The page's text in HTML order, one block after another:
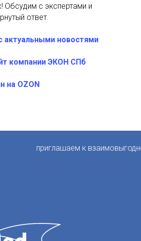
Обсудим с экспертами и
ответ.
актуальными новостями
компании ЭКОН СПб
на OZON
приглашаем к взаимовыгодному